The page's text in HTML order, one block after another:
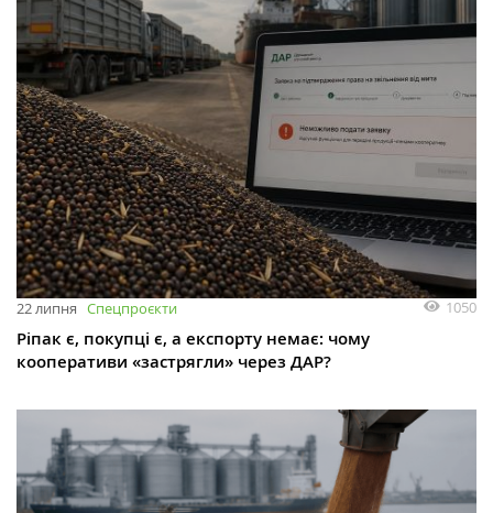
22 липня Спецпроєкти 1050
Ріпак є, покупці є, а експорту немає: чому
кооперативи «застрягли» через ДАР?